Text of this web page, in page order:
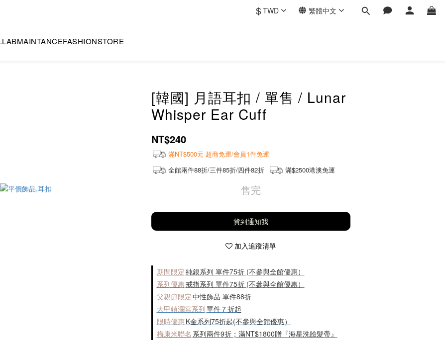
$TWD 繁體中文
MAINTANCEFASHIONSTORE
[韓國] 月語耳扣 / 單售 / Lunar
Whisper Ear Cuff
NT$240
滿NT$500元 超商免運/會員1件免運
全館兩件88折/三件85折/四件82折
滿$2500港澳免運
售完
貨到通知我
加入追蹤清單
期間限定純銀系列 單件75折 (不參與全館優惠）
系列優惠戒指系列 單件75折 (不參與全館優惠）
父親節限定中性飾品 單件88折
大甲鎮瀾宮系列單件７折起
限時優惠K金系列75折起(不參與全館優惠）
梅康米聯名 系列兩件9折；滿NT$1800贈『海星洗臉髮帶』